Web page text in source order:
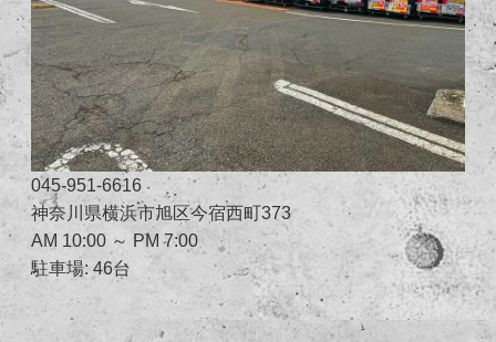
045-951-6616
神奈川県横浜市旭区今宿西町373
AM 10:00 ～ PM 7:00
駐車場: 46台